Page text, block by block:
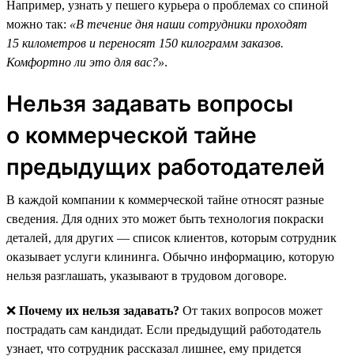
Например, узнать у пешего курьера о проблемах со спиной
можно так: «В течение дня наши сотрудники проходят
15 километров и переносят 150 килограмм заказов.
Комфортно ли это для вас?».
Нельзя задавать вопросы
о коммерческой тайне
предыдущих работодателей
В каждой компании к коммерческой тайне относят разные
сведения. Для одних это может быть технология покраски
деталей, для других — список клиентов, которым сотрудник
оказывает услуги клининга. Обычно информацию, которую
нельзя разглашать, указывают в трудовом договоре.
❌ Почему их нельзя задавать? От таких вопросов может
пострадать сам кандидат. Если предыдущий работодатель
узнает, что сотрудник рассказал лишнее, ему придется